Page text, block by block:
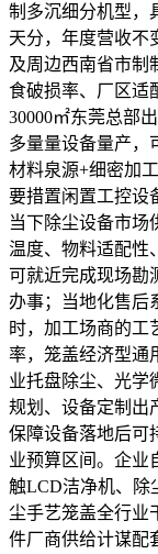
制多沉细分机型，
天分，年度营收不
及周边西南省市制
食破损率、厂区适
30000㎡东莞总部
多量量设备量产，
材料泉源+细密加
要措置闲置工控设
当下除尘设备市场
温度、物料适配性
可就近完成现场勘
办事；当地化售后
时，加工场商的工
率，笼盖经济型通
业托盘除尘、光学
规划、设备定制出
保障设备落地后可
业预算区间。企业
触LCD洁净机、除
尘手艺笼盖全行业
件厂商供给计谋配